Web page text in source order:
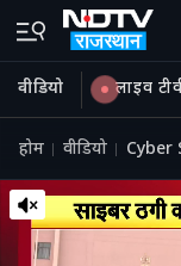
वीडियो लाइव
होम वीडियो Cyber